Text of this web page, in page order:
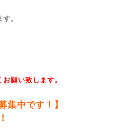
。
願い致します。
集中です！】